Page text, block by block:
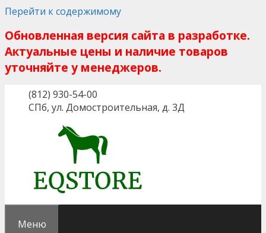
Перейти к содержимому
Обновленная версия сайта в разработке.
Актуальные цены и наличие товаров
уточняйте у менеджеров.
(812) 930-54-00
СПб, ул. Домостроительная, д. 3Д
Меню